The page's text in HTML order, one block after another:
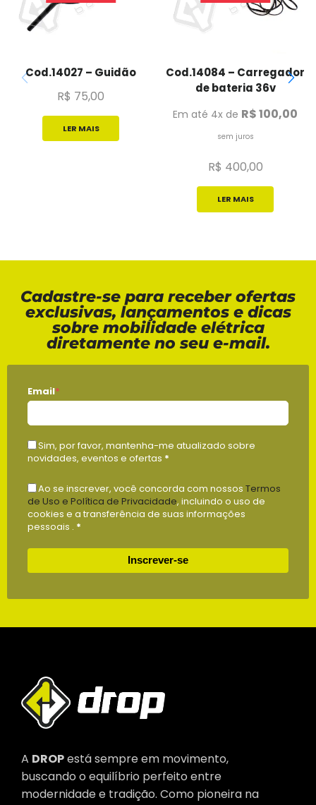
Cod.14027 – Guidão
R$ 75,00
LER MAIS
Cod.14084 – Carregador
de bateria 36v
Em até 4x de R$100,00
sem juros
R$ 400,00
LER MAIS
Cadastre-se para receber ofertas
exclusivas, lançamentos e dicas
sobre mobilidade elétrica
diretamente no seu e-mail.
Email*
Sim, por favor, mantenha-me atualizado sobre
novidades, eventos e ofertas *
Ao se inscrever, você concorda com nossos Termos
de Uso e Política de Privacidade, incluindo o uso de
cookies e a transferência de suas informações
pessoais . *
Inscrever-se
A DROPestá sempre em movimento,
buscando o equilíbrio perfeito entre
modernidade e tradição. Como pioneira na